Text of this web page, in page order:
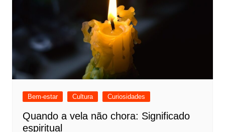
Bem-estar Cultura Curiosidades
Quando a vela não chora: Significado
espiritual